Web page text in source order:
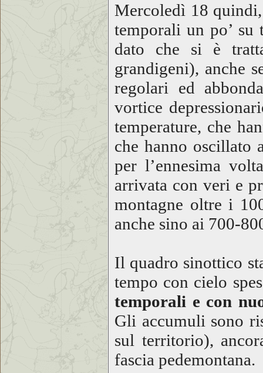
Mercoledì 18
temporali un po’
dato che si è
grandigeni), anche
regolari ed
vortice
temperature, che
che hanno oscillato
per l’ennesima
arrivata con veri e
montagne oltre i
anche sino ai 700-
Il quadro sinottico
tempo con cielo
temporali e con
Gli accumuli sono
sul territorio),
fascia pedemontana.